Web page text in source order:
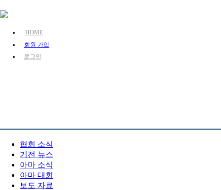
HOME
회원 가입
로그인
협회 소식
기전 뉴스
아마 소식
아마 대회
보도 자료